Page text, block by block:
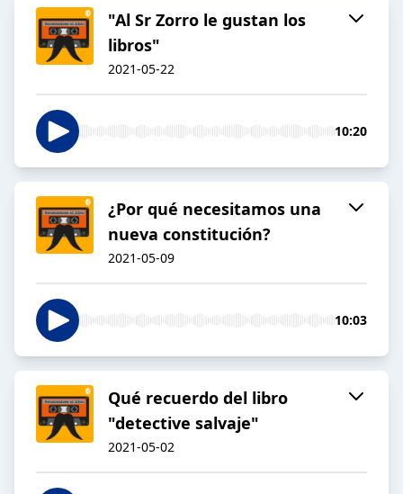
"Al Sr Zorro le gustan los
libros"
2021-05-22
10:20
¿Por qué necesitamos una
nueva constitución?
2021-05-09
10:03
Qué recuerdo del libro
"detective salvaje"
2021-05-02